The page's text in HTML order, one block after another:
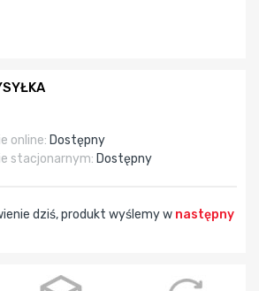
online: Dostępny
stacjonarnym: Dostępny
dziś, produkt wyślemy w następny